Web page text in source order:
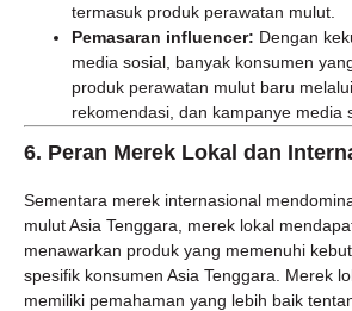
termasuk produk perawatan mulut.
Pemasaran influencer: Dengan
media sosial, banyak konsumen
produk perawatan mulut baru
rekomendasi, dan kampanye media
6. Peran Merek Lokal dan
Sementara merek internasional
mulut Asia Tenggara, merek lokal
menawarkan produk yang memenuhi
spesifik konsumen Asia Tenggara. Merek
memiliki pemahaman yang lebih baik